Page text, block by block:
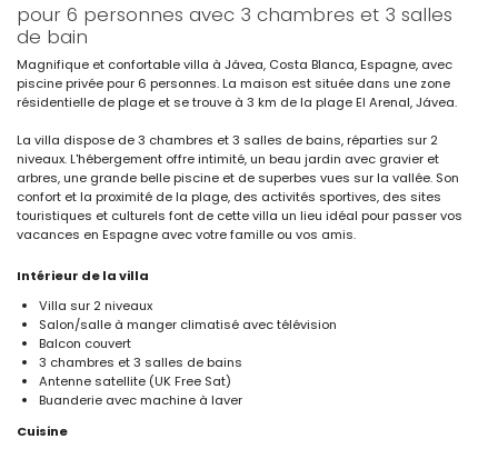
pour 6 personnes avec 3 chambres et 3 salles
de bain
Magnifique et confortable villa à Jávea, Costa Blanca, Espagne, avec
piscine privée pour 6 personnes. La maison est située dans une zone
résidentielle de plage et se trouve à 3 km de la plage El Arenal, Jávea.
La villa dispose de 3 chambres et 3 salles de bains, réparties sur 2
niveaux. L'hébergement offre intimité, un beau jardin avec gravier et
arbres, une grande belle piscine et de superbes vues sur la vallée. Son
confort et la proximité de la plage, des activités sportives, des sites
touristiques et culturels font de cette villa un lieu idéal pour passer vos
vacances en Espagne avec votre famille ou vos amis.
Intérieur de la villa
Villa sur 2 niveaux
Salon/salle à manger climatisé avec télévision
Balcon couvert
3 chambres et 3 salles de bains
Antenne satellite (UK Free Sat)
Buanderie avec machine à laver
Cuisine